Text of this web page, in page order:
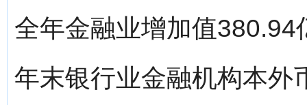
全年金融业增加值
年末银行业金融机构本外